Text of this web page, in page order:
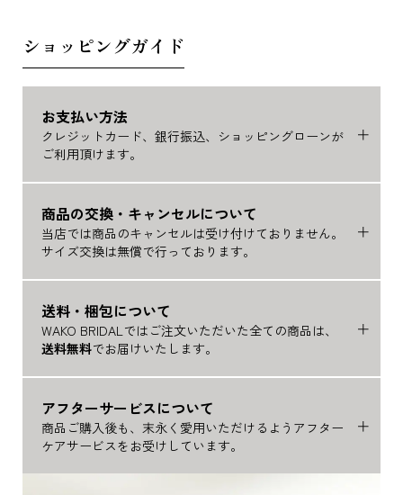
ショッピングガイド
お支払い方法
クレジットカード、銀行振込、ショッピングローンが
ご利用頂けます。
商品の交換・キャンセルについて
当店では商品のキャンセルは受け付けておりません。
サイズ交換は無償で行っております。
送料・梱包について
WAKO BRIDALではご注文いただいた全ての商品は、
送料無料でお届けいたします。
アフターサービスについて
商品ご購入後も、末永く愛用いただけるようアフター
ケアサービスをお受けしています。